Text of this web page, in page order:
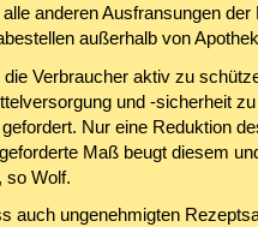
anderen Ausfransungen
außerhalb von
Verbraucher aktiv zu
und -sicherheit
Nur eine Reduktion
Maß beugt diesem
so Wolf.
auch ungenehmigten